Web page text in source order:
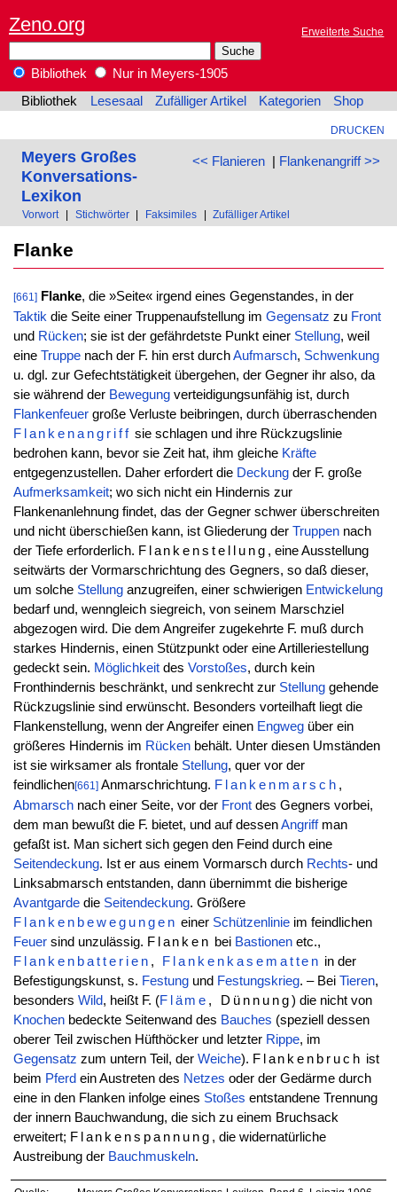
Zeno.org Erweiterte Suche
Bibliothek
Nur in Meyers-1905
Bibliothek
Lesesaal Zufälliger Artikel Kategorien Shop
DRUCKEN
<< Flanieren| Flankenangriff >>
Meyers Großes
Konversations-
Lexikon
Vorwort Stichwörter Faksimiles Zufälliger Artikel
Flanke
[661] Flanke, die »Seite« irgend eines Gegenstandes, in der
Taktikdie Seite einer Truppenaufstellung im Gegensatz zu Front
und Rücken; sie ist der gefährdetste Punkt einer Stellung, weil
eine Truppenach der F. hin erst durchAufmarsch, Schwenkung
u. dgl. zur Gefechtstätigkeit übergehen, der Gegner ihr also, da
sie während der Bewegungverteidigungsunfähig ist, durch
Flankenfeuergroße Verluste beibringen, durch überraschenden
Flankenangriff sie schlagen und ihre Rückzugslinie
bedrohen kann, bevor sie Zeit hat, ihm gleiche Kräfte
entgegenzustellen. Daher erfordert die Deckungder F. große
Aufmerksamkeit; wo sich nicht ein Hindernis zur
Flankenanlehnung findet, das der Gegner schwer überschreiten
und nicht überschießen kann, ist Gliederung der Truppennach
der Tiefe erforderlich. Flankenstellung , eine Ausstellung
seitwärts der Vormarschrichtung des Gegners, so daß dieser,
um solche Stellunganzugreifen, einer schwierigen Entwickelung
bedarf und, wenngleich siegreich, von seinem Marschziel
abgezogen wird. Die dem Angreifer zugekehrte F. muß durch
starkes Hindernis, einen Stützpunkt oder eine Artilleriestellung
gedeckt sein. Möglichkeitdes Vorstoßes, durch kein
Fronthindernis beschränkt, und senkrecht zur Stellunggehende
Rückzugslinie sind erwünscht. Besonders vorteilhaft liegt die
Flankenstellung, wenn der Angreifer einen Engwegüber ein
größeres Hindernis im Rückenbehält. Unter diesen Umständen
ist sie wirksamer als frontale Stellung, quer vor der
feindlichen[661]Anmarschrichtung. Flankenmarsch ,
Abmarschnach einer Seite, vor der Frontdes Gegners vorbei,
dem man bewußt die F. bietet, und auf dessenAngriffman
gefaßt ist. Man sichert sich gegen den Feind durch eine
Seitendeckung. Ist er aus einem Vormarsch durch Rechts- und
Linksabmarsch entstanden, dann übernimmt die bisherige
Avantgardedie Seitendeckung. Größere
Flankenbewegungen einer Schützenlinieim feindlichen
Feuersind unzulässig. Flanken bei Bastionen etc.,
Flankenbatterien , Flankenkasematten in der
Befestigungskunst, s. Festungund Festungskrieg. – Bei Tieren,
besonders Wild, heißt F. (Fläme , Dünnung) die nicht von
Knochenbedeckte Seitenwand des Bauches (speziell dessen
oberer Teil zwischen Hüfthöcker und letzter Rippe, im
Gegensatz zum untern Teil, der Weiche). Flankenbruch ist
beim Pferd ein Austreten des Netzes oder der Gedärme durch
eine in den Flanken infolge eines Stoßes entstandene Trennung
der innern Bauchwandung, die sich zu einem Bruchsack
erweitert; Flankenspannung , die widernatürliche
Austreibung der Bauchmuskeln.